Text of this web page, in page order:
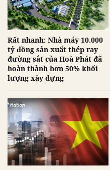
Rất nhanh: Nhà máy 10.000
tỷ đồng sản xuất thép ray
đường sắt của Hoà Phát đã
hoàn thành hơn 50% khối
lượng xây dựng